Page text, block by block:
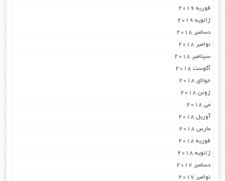
فوریه 2019
ژانویه 2019
دسامبر 2018
نوامبر 2018
سپتامبر 2018
آگوست 2018
جولای 2018
ژوئن 2018
می 2018
آوریل 2018
مارس 2018
فوریه 2018
ژانویه 2018
دسامبر 2017
نوامبر 2017